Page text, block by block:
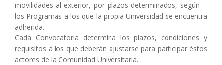
movilidades al exterior, por plazos determinados, según
los Programas a los que la propia Universidad se encuentra
adherida.
Cada Convocatoria determina los plazos, condiciones y
requisitos a los que deberán ajustarse para participar éstos
actores de la Comunidad Universitaria.